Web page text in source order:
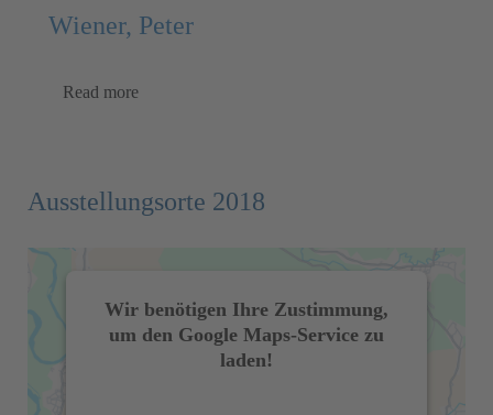
Wiener, Peter
Read more
Ausstellungsorte 2018
Wir benötigen Ihre Zustimmung,
um den Google Maps-Service zu
laden!